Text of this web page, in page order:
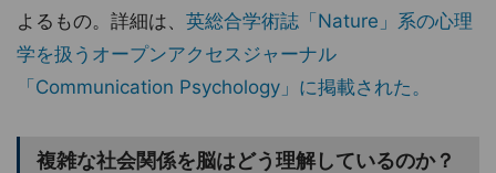
よるもの。詳細は、 英総合学術誌「Nature」系の心理
学を扱うオープンアクセスジャーナル
「Communication Psychology」に掲載された。
複雑な社会関係を脳はどう理解しているのか？